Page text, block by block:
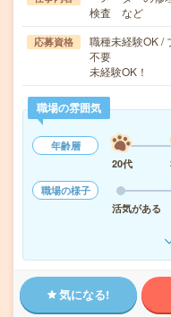
検査 など
応募資格
職種未経験OK /
不要
未経験OK！
職場の雰囲気
年齢層
20代
職場の様子
活気がある
気になる!